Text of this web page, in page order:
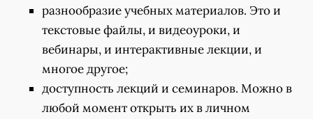
разнообразие учебных материалов. Это и
текстовые файлы, и видеоуроки, и
вебинары, и интерактивные лекции, и
многое другое;
доступность лекций и семинаров. Можно в
любой момент открыть их в личном